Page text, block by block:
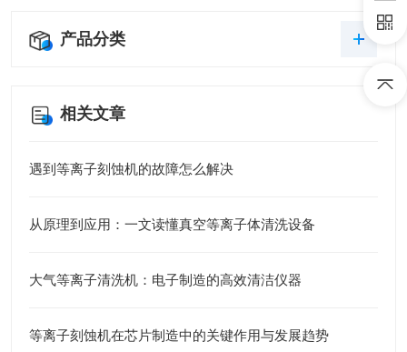
产品分类
相关文章
遇到等离子刻蚀机的故障怎么解决
从原理到应用：一文读懂真空等离子体清洗设备
大气等离子清洗机：电子制造的高效清洁仪器
等离子刻蚀机在芯片制造中的关键作用与发展趋势